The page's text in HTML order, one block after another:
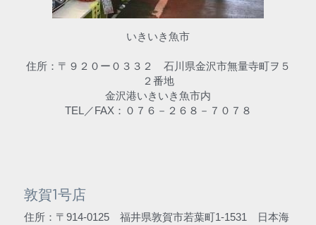
いきいき魚市
住所：〒９２０ー０３３２　石川県金沢市無量寺町ヲ５
２番地
金沢港いきいき魚市内
TEL／FAX：０７６－２６８－７０７８
敦賀1号店
住所：〒914-0125　福井県敦賀市若葉町1-1531　日本海